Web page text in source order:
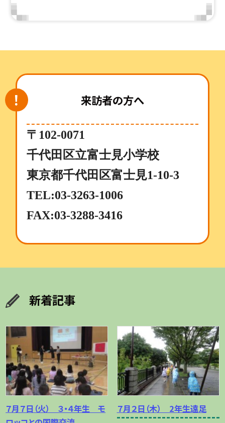
来訪者の方へ
〒102-0071
千代田区立富士見小学校
東京都千代田区富士見1-10-3
TEL:03-3263-1006
FAX:03-3288-3416
新着記事
７月７日（火） ３・４年生 モ
７月２日（木） 2年生遠足